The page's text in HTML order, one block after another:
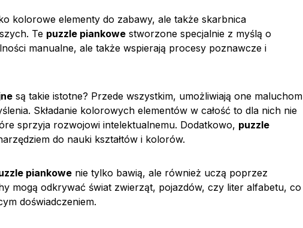
kolorowe elementy do zabawy, ale także skarbnica
Te puzzle piankowe stworzone specjalnie z myślą o
manualne, ale także wspierają procesy poznawcze i
są takie istotne? Przede wszystkim, umożliwiają one maluchom
Składanie kolorowych elementów w całość to dla nich nie
sprzyja rozwojowi intelektualnemu. Dodatkowo, puzzle
do nauki kształtów i kolorów.
piankowe nie tylko bawią, ale również uczą poprzez
mogą odkrywać świat zwierząt, pojazdów, czy liter alfabetu, co
doświadczeniem.